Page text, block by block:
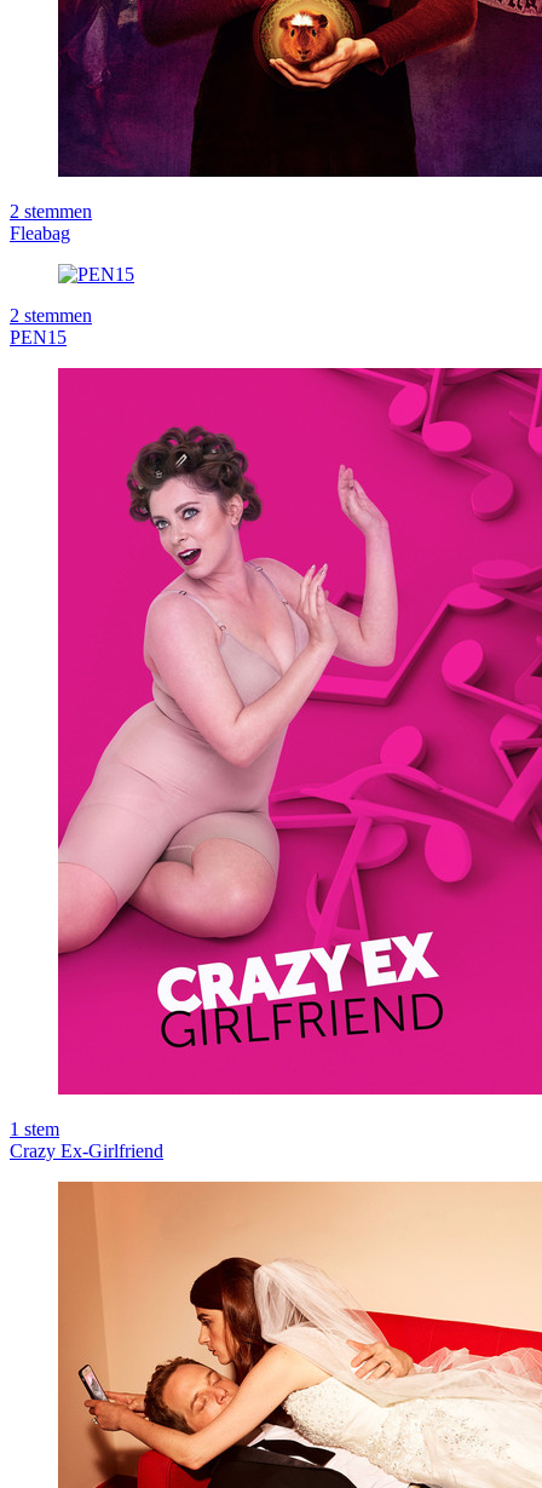
2 stemmen
Fleabag
2 stemmen
PEN15
1 stem
Crazy Ex-Girlfriend